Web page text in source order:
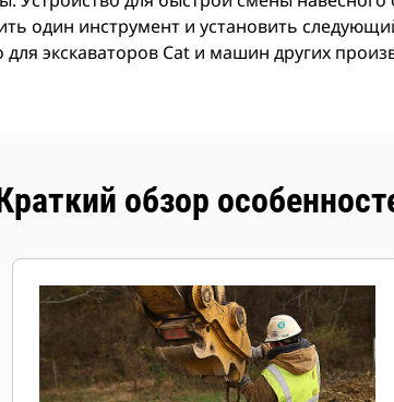
один инструмент и установить
для экскаваторов Cat и машин других
обзор